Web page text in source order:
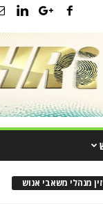
מנהלי משאבי אנוש